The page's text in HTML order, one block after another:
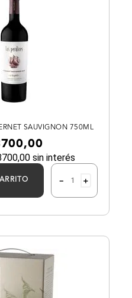
SAUVIGNON 750ML
,00
,00 sin interés
＋
－